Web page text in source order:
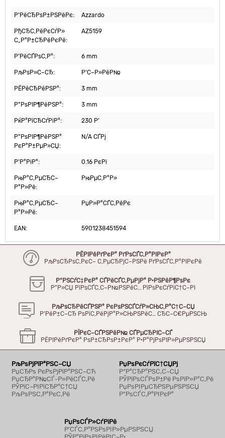
Р’РёСЂРѕР±РЅРёРє: Azzardo
РђСЂС‚РёРєСѓР»
С„Р°Р±СЂРёРєРё:
AZ5159
Р’РёСЃРѕС‚Р°: 6 mm
РљРѕР»С–СЂ: Р‘С–Р»РёР№
РЁРёСЂРёРЅР°: 3 mm
Р”РѕРІР¶РёРЅР°: 3 mm
РќР°РїСЂСѓРіР°: 230 Р’
Р”РѕРІР¶РёРЅР°
РєР°Р±РµР»СЏ:
N/A СЃРј
Р’Р°РіР°: 0.16 РєРі
РњР°С‚РµСЂС–
Р°Р»Рё:
РњРµС‚Р°Р»
РњР°С‚РµСЂС–
Р°Р»Рё:
РџР»Р°СЃС‚РёРє
EAN: 5901238451594
РЁРІРёРґРєР° РґРѕСЃС‚Р°РІРєР°
РљРѕСЂРѕС‚РєС– С‚РµСЂРјС–РЅРё РґРѕСЃС‚Р°РІРєРё
Р“РЅСѓС‡РєР° СЃРёСЃС‚РµРјР° Р·РЅРёР¶РѕРє
Р”Р»СЏ РїРѕСЃС‚С–Р№РЅРёС… РїРѕРєСѓРїС†С–РІ
РљРѕСЂРёСЃРЅР° РєРѕРЅСЃСѓР»СЊС‚Р°С†С–СЏ
Р’РёР±С–СЂ РѕРїС‚РёРјР°Р»СЊРЅРёС… СЂС–С€РµРЅСЊ
РЇРєС–СЃРЅРёР№ СЃРµСЂРІС–СЃ
РЁРІРёРґРєР° РѕР±СЂРѕР±РєР° Р·Р°РјРѕРІР»РµРЅРЅСЏ
РљРѕРјРїР°РЅС–СЏ
РџСЂРѕ РєРѕРјРїР°РЅС–СЋ
РџСЂР°Р№СЃ-Р»РёСЃС‚Рё
РЎРїС–РІРїСЂР°С†СЏ
РљРѕРЅС‚Р°РєС‚Рё
РџРѕРєСѓРїС†СЏРј
Р“Р°СЂР°РЅС‚С–СЏ
РЎРїРѕСЃРѕР±Рё РѕРїР»Р°С‚Рё
РџРѕРІРµСЂРЅРµРЅРЅСЏ
Р”РѕСЃС‚Р°РІРєР°
РџРѕСЃР»СѓРіРё
Р’СЃС‚Р°РЅРѕРІР»РµРЅРЅСЏ